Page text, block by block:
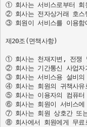
① 회사는 서비스로부터 회
② 회사는 전자상거래 호
③ 회원이 서비스를 이용
제20조(면책사항)
① 회사는 천재지변, 전쟁
② 회사는 기간통신 사업자
③ 회사는 서비스용 설비
④ 회사는 회원의 귀책사
⑤ 회사는 이용자의 컴퓨
⑥ 회사는 회원이 서비스
⑦ 회사는 회원 상호간 또
⑧ 회사에서 회원에게 무료